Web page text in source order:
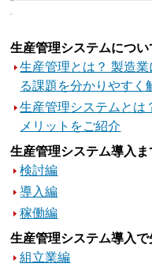
生産管理システムについ
生産管理とは？ 製造
る課題を分かりやすく
生産管理システムとは
メリットをご紹介
生産管理システム導入
検討編
導入編
稼働編
生産管理システム導入
組立業編